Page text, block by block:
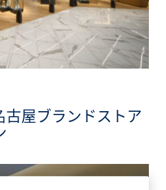
古屋ブランドストア